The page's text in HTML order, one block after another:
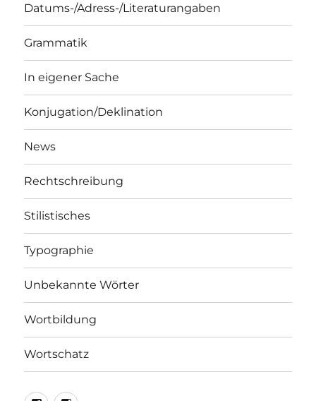
Datums-/Adress-/Literaturangaben
Grammatik
In eigener Sache
Konjugation/Deklination
News
Rechtschreibung
Stilistisches
Typographie
Unbekannte Wörter
Wortbildung
Wortschatz